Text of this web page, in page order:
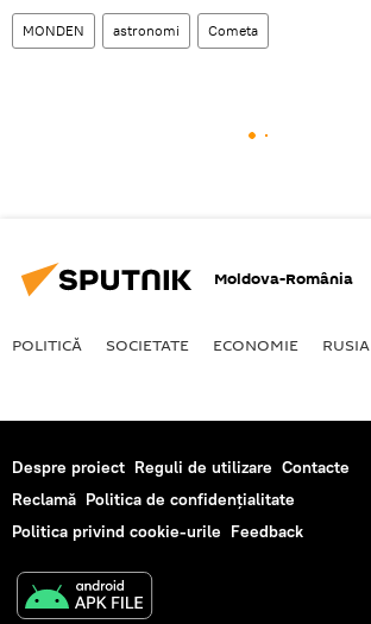
MONDEN astronomi Cometa
Moldova-România
POLITICĂ SOCIETATE ECONOMIE RUSIA
Despre proiect Reguli de utilizare Contacte
Reclamă Politica de confidențialitate
Politica privind cookie-urile Feedback